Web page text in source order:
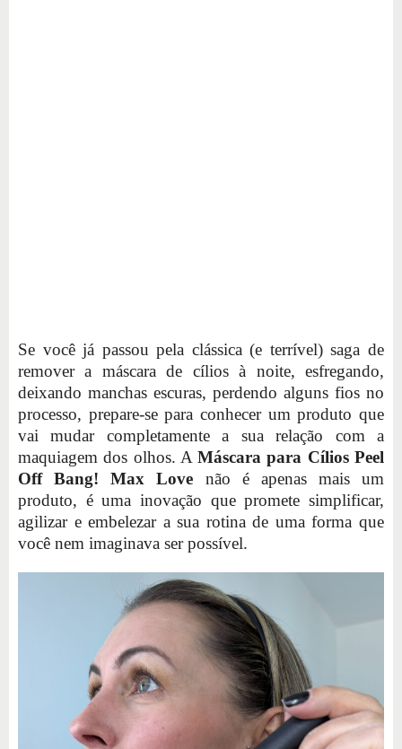
Se você já passou pela clássica (e terrível) saga de
remover a máscara de cílios à noite, esfregando,
deixando manchas escuras, perdendo alguns fios no
processo, prepare-se para conhecer um produto que
vai mudar completamente a sua relação com a
maquiagem dos olhos. AMáscara para Cílios Peel
Off Bang! Max Love não é apenas mais um
produto, é uma inovação que promete simplificar,
agilizar e embelezar a sua rotina de uma forma que
você nem imaginava ser possível.